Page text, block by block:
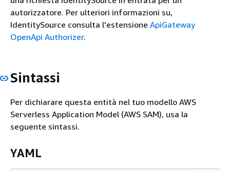
autorizzatore. Per ulteriori informazioni su,
IdentitySource consulta l'estensione ApiGateway
OpenApi Authorizer.
Sintassi
Per dichiarare questa entità nel tuo modello AWS
Serverless Application Model (AWS SAM), usa la
seguente sintassi.
YAML